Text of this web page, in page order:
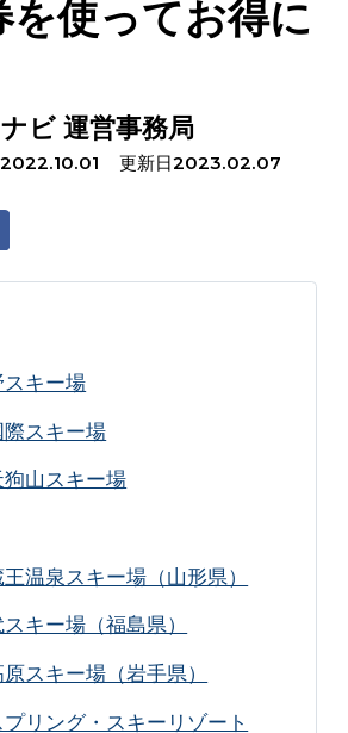
を使ってお得に
ビ 運営事務局
2022.10.01 更新日2023.02.07
キー場
スキー場
山スキー場
温泉スキー場（山形県）
キー場（福島県）
スキー場（岩手県）
リング・スキーリゾート